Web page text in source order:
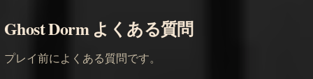
Ghost Dorm よくある質問
プレイ前によくある質問です。